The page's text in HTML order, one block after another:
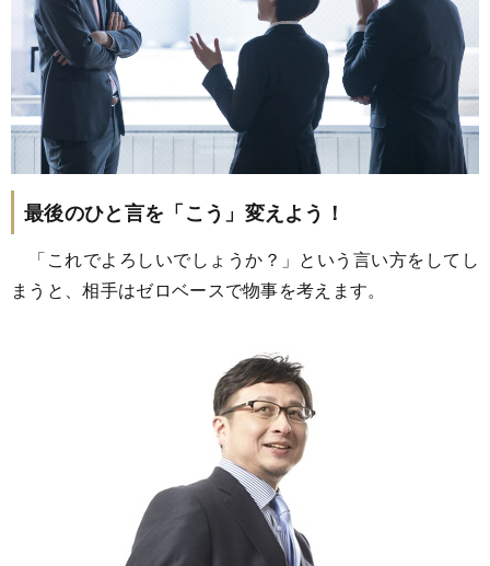
最後のひと言を「こう」変えよう！
「これでよろしいでしょうか？」という言い方をしてし
まうと、相手はゼロベースで物事を考えます。